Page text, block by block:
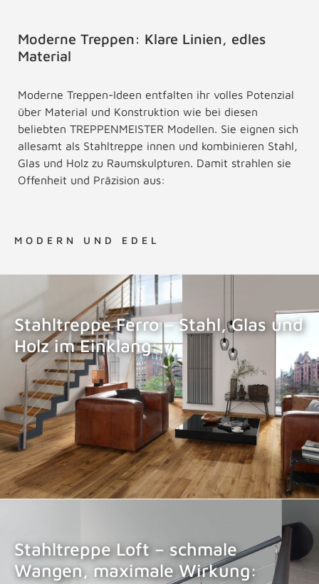
Moderne Treppen: Klare Linien, edles
Material
Moderne Treppen-Ideen entfalten ihr volles Potenzial
über Material und Konstruktion wie bei diesen
beliebten TREPPENMEISTER Modellen. Sie eignen sich
allesamt als Stahltreppe innen und kombinieren Stahl,
Glas und Holz zu Raumskulpturen. Damit strahlen sie
Offenheit und Präzision aus:
MODERN UND EDEL
Stahltreppe Ferro – Stahl, Glas und
Holz im Einklang:
STAHLTREPPE FERRO
Stahltreppe Loft – schmale
Wangen, maximale Wirkung: